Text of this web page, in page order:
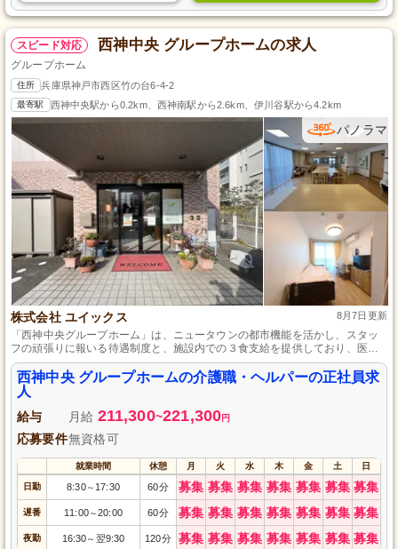
スピード対応 西神中央 グループホームの求人
グループホーム
住所 兵庫県神戸市西区竹の台6-4-2
最寄駅 西神中央駅から0.2km、西神南駅から2.6km、伊川谷駅から4.2km
パノラマ
株式会社 ユイックス 8月7日更新
「西神中央グループホーム」は、ニュータウンの都市機能を活かし、スタッ
フの頑張りに報いる待遇制度と、施設内での３食支給を提供しており、医療
機関との連携により安心して業務に従事できます。
西神中央 グループホームの介護職・ヘルパーの正社員求
人
給与 月給 211,300~221,300円
応募要件無資格可
就業時間 休憩 月 火 水 木 金 土 日
日勤 8:30～ 17:30 60分 募集 募集 募集 募集 募集 募集 募集
遅番 11:00～20:00 60分 募集 募集 募集 募集 募集 募集 募集
夜勤 16:30～ 翌9:30 120分 募集 募集 募集 募集 募集 募集 募集